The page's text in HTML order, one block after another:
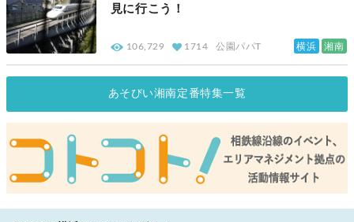
見に行こう！
106,729 1714 公園パパT 横浜 湘南
あそびい湘南定番特集一覧